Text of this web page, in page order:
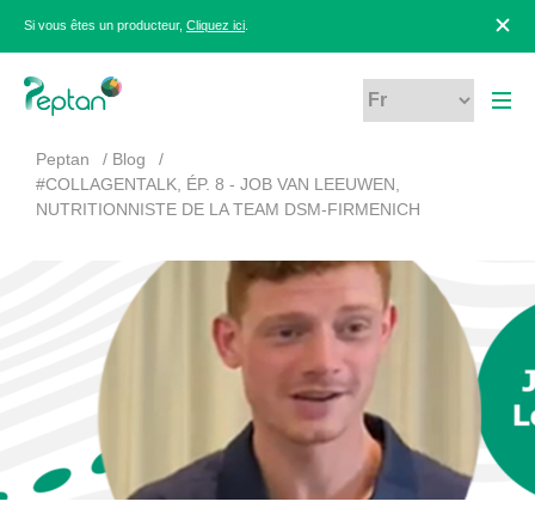
Si vous êtes un producteur, Cliquez ici
Peptan
Blog
#COLLAGENTALK, ÉP. 8 - JOB VAN LEEUWEN,
NUTRITIONNISTE DE LA TEAM DSM-FIRMENICH